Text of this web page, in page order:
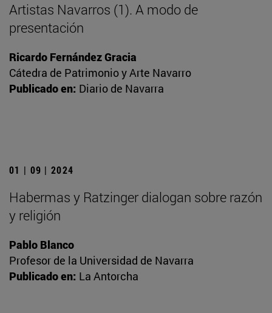
Artistas Navarros (1). A modo de
presentación
Ricardo Fernández Gracia
Cátedra de Patrimonio y Arte Navarro
Publicado en: Diario de Navarra
01 | 09 | 2024
Habermas y Ratzinger dialogan sobre razón
y religión
Pablo Blanco
Profesor de la Universidad de Navarra
Publicado en: La Antorcha